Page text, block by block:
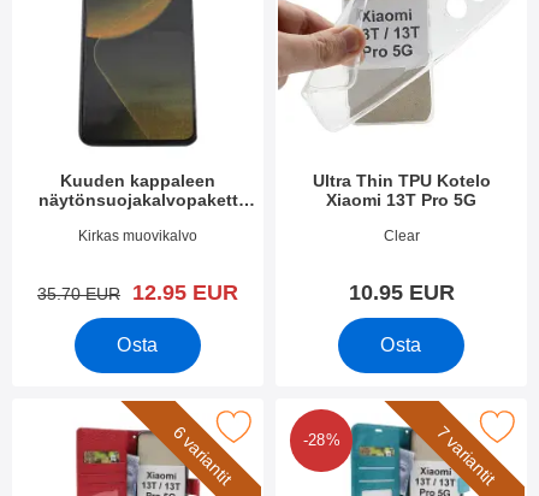
Kuuden kappaleen
näytönsuojakalvopakett
Tuote.nro 49363
Kirkas muovikalvo
vanha hinta
35.70 EUR uusi hinta
12.95 EUR
Osta
Ultra Thin TPU Kotelo
Xiaomi 13T Pro 5G
Tuote.nro 49366
Clear
10.95 EUR
Osta
6 variantit
Jalusta Lompakkokotelo Xiaomi 13T / 13T Pro 5G7 variantit
-28%
Merkitse crazy Horse Lompakko